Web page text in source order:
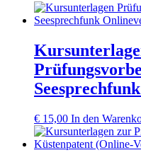
€ 15,00 In den